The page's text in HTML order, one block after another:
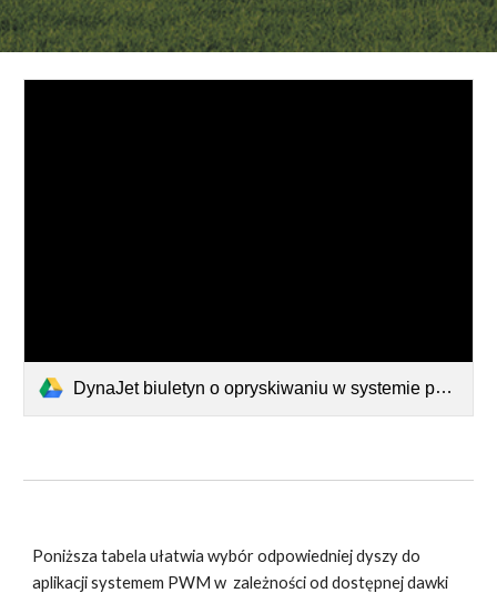
DynaJet biuletyn o opryskiwaniu w systemie pulsacyjnym PWM.pdf
Poniższa tabela ułatwia wybór odpowiedniej dyszy do
aplikacji systemem PWM w zależności od dostępnej dawki